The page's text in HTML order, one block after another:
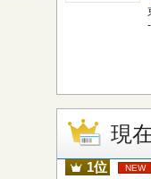
現
1位 NEW